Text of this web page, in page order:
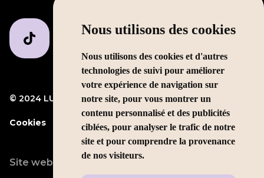
Nous utilisons des cookies
Nous utilisons des cookies et d'autres
technologies de suivi pour améliorer
votre expérience de navigation sur
notre site, pour vous montrer un
contenu personnalisé et des publicités
ciblées, pour analyser le trafic de notre
site et pour comprendre la provenance
de nos visiteurs.
© 2024 LUMP Media Mentions légales
Cookies
Site web conçu par LEOLEO